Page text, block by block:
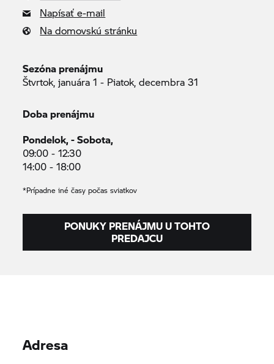
Napísať e-mail
Na domovskú stránku
Sezóna prenájmu
Štvrtok, januára 1 - Piatok, decembra 31
Doba prenájmu
Pondelok, - Sobota,
09:00 - 12:30
14:00 - 18:00
*Prípadne iné časy počas sviatkov
PONUKY PRENÁJMU U TOHTO
PREDAJCU
Adresa